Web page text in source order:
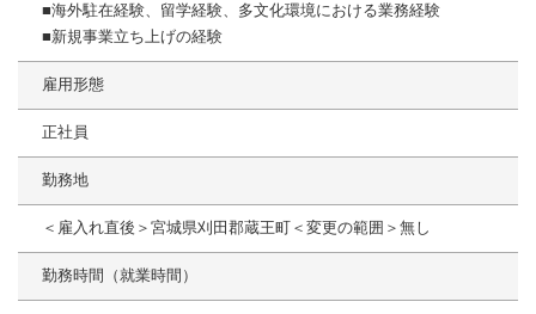
■海外駐在経験、留学経験、多文化環境における業務経験
■新規事業立ち上げの経験
雇用形態
正社員
勤務地
＜雇入れ直後＞宮城県刈田郡蔵王町＜変更の範囲＞無し
勤務時間（就業時間）